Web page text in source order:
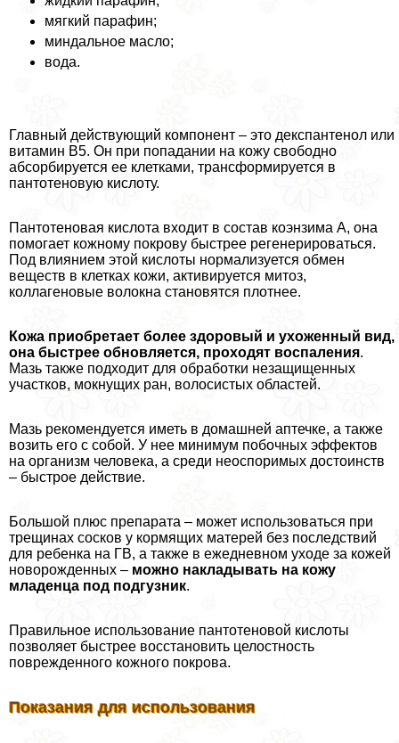
мягкий парафин;
миндальное масло;
вода.
Главный действующий компонент – это декспантенол или
витамин В5. Он при попадании на кожу свободно
абсорбируется ее клетками, трaнcформируется в
пантотеновую кислоту.
Пантотеновая кислота входит в состав коэнзима А, она
помогает кожному покрову быстрее регенерироваться.
Под влиянием этой кислоты нормализуется обмен
веществ в клетках кожи, активируется митоз,
коллагеновые волокна становятся плотнее.
Кожа приобретает более здоровый и ухоженный вид,
она быстрее обновляется, проходят воспаления.
Мазь также подходит для обработки незащищенных
участков, мокнущих ран, волосистых областей.
Мазь рекомендуется иметь в домашней аптечке, а также
возить его с собой. У нее минимум побочных эффектов
на организм человека, а среди неоспоримых достоинств
– быстрое действие.
Большой плюс препарата – может использоваться при
трещинах сосков у кормящих матерей без последствий
для ребенка на ГВ, а также в ежедневном уходе за кожей
новорожденных – можно накладывать на кожу
младенца под подгузник.
Правильное использование пантотеновой кислоты
позволяет быстрее восстановить целостность
поврежденного кожного покрова.
Показания для использования